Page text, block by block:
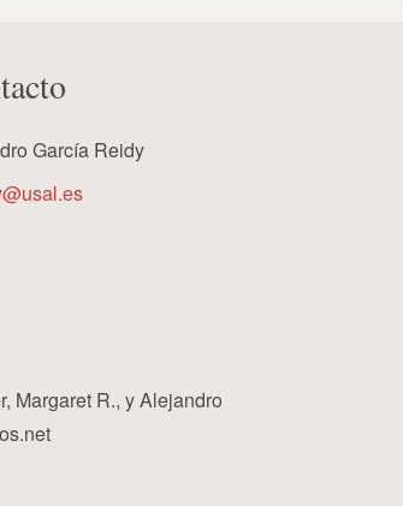
García Reidy
Margaret R., y Alejandro